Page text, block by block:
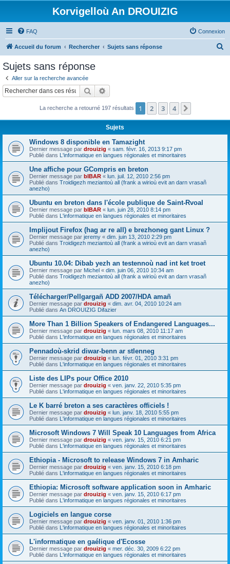
Korvigelloù An DROUIZIG
FAQ Connexion
Accueil du forum Rechercher Sujets sans réponse
c
Sujets sans réponse
Aller sur la recherche avancée
Rechercher
La recherche a retourné 197 résultats 1 2 3 4
Sujets
Windows 8 disponible en Tamazight
Dernier message par drouizig « sam. févr. 16, 2013 9:17 pm
Publié dans L'informatique en langues régionales et minoritaires
Une affiche pour GCompris en breton
Dernier message par bIBAR « lun. juil. 12, 2010 2:56 pm
Publié dans Troidigezh meziantoù all (frank a wirioù evit an darn vrasañ
anezho)
Ubuntu en breton dans l'école publique de Saint-Rvoal
Dernier message par bIBAR « lun. juin 28, 2010 8:14 pm
Publié dans L'informatique en langues régionales et minoritaires
Implijout Firefox (hag ar re all) e brezhoneg gant Linux ?
Dernier message par jeremy « dim. juin 13, 2010 2:29 pm
Publié dans Troidigezh meziantoù all (frank a wirioù evit an darn vrasañ
anezho)
Ubuntu 10.04: Dibab yezh an testennoù nad int ket troet
Dernier message par Michel « dim. juin 06, 2010 10:34 am
Publié dans Troidigezh meziantoù all (frank a wirioù evit an darn vrasañ
anezho)
Télécharger/Pellgargañ ADD 2007/HDA amañ
Dernier message par drouizig « dim. avr. 04, 2010 10:24 am
Publié dans An DROUIZIG Difazier
More Than 1 Billion Speakers of Endangered Languages...
Dernier message par drouizig « lun. mars 08, 2010 11:17 am
Publié dans L'informatique en langues régionales et minoritaires
Pennadoù-skrid diwar-benn ar stlenneg
Dernier message par drouizig « lun. févr. 01, 2010 3:31 pm
Publié dans L'informatique en langues régionales et minoritaires
Liste des LIPs pour Office 2010
Dernier message par drouizig « ven. janv. 22, 2010 5:35 pm
Publié dans L'informatique en langues régionales et minoritaires
Le K barré breton a ses caractères officiels !
Dernier message par drouizig « lun. janv. 18, 2010 5:55 pm
Publié dans L'informatique en langues régionales et minoritaires
Microsoft Windows 7 Will Speak 10 Languages from Africa
Dernier message par drouizig « ven. janv. 15, 2010 6:21 pm
Publié dans L'informatique en langues régionales et minoritaires
Ethiopia - Microsoft to release Windows 7 in Amharic
Dernier message par drouizig « ven. janv. 15, 2010 6:18 pm
Publié dans L'informatique en langues régionales et minoritaires
Ethiopia: Microsoft software application soon in Amharic
Dernier message par drouizig « ven. janv. 15, 2010 6:17 pm
Publié dans L'informatique en langues régionales et minoritaires
Logiciels en langue corse
Dernier message par drouizig « ven. janv. 01, 2010 1:36 pm
Publié dans L'informatique en langues régionales et minoritaires
L'informatique en gaélique d'Ecosse
Dernier message par drouizig « mer. déc. 30, 2009 6:22 pm
Publié dans L'informatique en langues régionales et minoritaires